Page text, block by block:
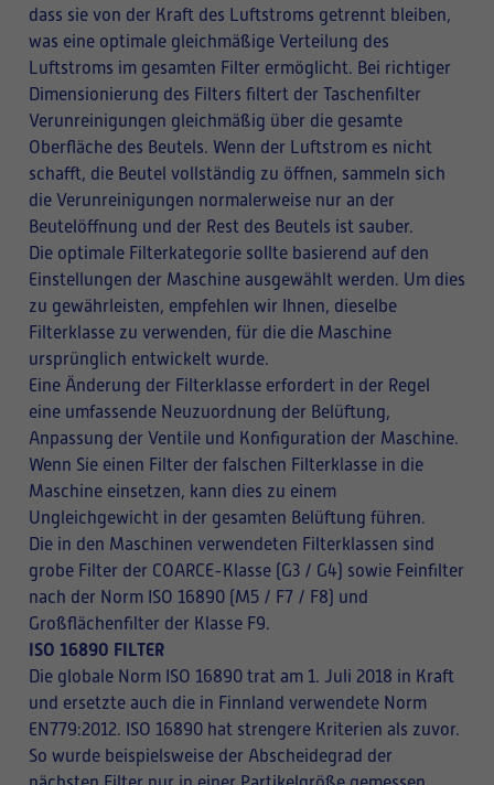
dass sie von der Kraft des Luftstroms getrennt bleiben,
was eine optimale gleichmäßige Verteilung des
Luftstroms im gesamten Filter ermöglicht. Bei richtiger
Dimensionierung des Filters filtert der Taschenfilter
Verunreinigungen gleichmäßig über die gesamte
Oberfläche des Beutels. Wenn der Luftstrom es nicht
schafft, die Beutel vollständig zu öffnen, sammeln sich
die Verunreinigungen normalerweise nur an der
Beutelöffnung und der Rest des Beutels ist sauber.
Die optimale Filterkategorie sollte basierend auf den
Einstellungen der Maschine ausgewählt werden. Um dies
zu gewährleisten, empfehlen wir Ihnen, dieselbe
Filterklasse zu verwenden, für die die Maschine
ursprünglich entwickelt wurde.
Eine Änderung der Filterklasse erfordert in der Regel
eine umfassende Neuzuordnung der Belüftung,
Anpassung der Ventile und Konfiguration der Maschine.
Wenn Sie einen Filter der falschen Filterklasse in die
Maschine einsetzen, kann dies zu einem
Ungleichgewicht in der gesamten Belüftung führen.
Die in den Maschinen verwendeten Filterklassen sind
grobe Filter der COARCE-Klasse (G3 / G4) sowie Feinfilter
nach der Norm ISO 16890 (M5 / F7 / F8) und
Großflächenfilter der Klasse F9.
ISO 16890 FILTER
Die globale Norm ISO 16890 trat am 1. Juli 2018 in Kraft
und ersetzte auch die in Finnland verwendete Norm
EN779:2012. ISO 16890 hat strengere Kriterien als zuvor.
So wurde beispielsweise der Abscheidegrad der